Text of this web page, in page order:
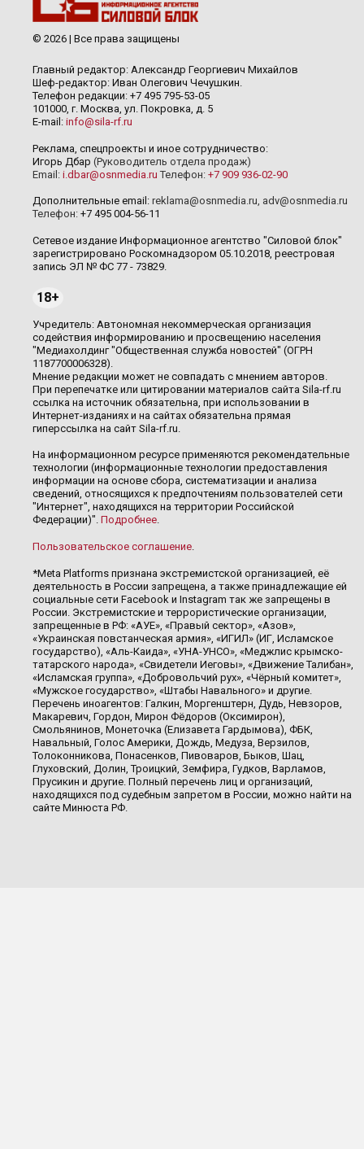
© 2026 | Все права защищены
Главный редактор: Александр Георгиевич Михайлов
Шеф-редактор: Иван Олегович Чечушкин.
Телефон редакции: +7 495 795-53-05
101000, г. Москва, ул. Покровка, д. 5
E-mail: info@sila-rf.ru
Реклама, спецпроекты и иное сотрудничество:
Игорь Дбар (Руководитель отдела продаж)
Email: i.dbar@osnmedia.ru Телефон: +7 909 936-02-90
Дополнительные email: reklama@osnmedia.ru, adv@osnmedia.ru
Телефон: +7 495 004-56-11
Сетевое издание Информационное агентство "Силовой блок"
зарегистрировано Роскомнадзором 05.10.2018, реестровая
запись ЭЛ № ФС 77 - 73829.
18+
Учредитель: Автономная некоммерческая организация
содействия информированию и просвещению населения
"Медиахолдинг "Общественная служба новостей" (ОГРН
1187700006328).
Мнение редакции может не совпадать с мнением авторов.
При перепечатке или цитировании материалов сайта Sila-rf.ru
ссылка на источник обязательна, при использовании в
Интернет-изданиях и на сайтах обязательна прямая
гиперссылка на сайт Sila-rf.ru.
На информационном ресурсе применяются рекомендательные
технологии (информационные технологии предоставления
информации на основе сбора, систематизации и анализа
сведений, относящихся к предпочтениям пользователей сети
"Интернет", находящихся на территории Российской
Федерации)". Подробнее.
Пользовательское соглашение.
*Meta Platforms признана экстремистской организацией, её
деятельность в России запрещена, а также принадлежащие ей
социальные сети Facebook и Instagram так же запрещены в
России. Экстремистские и террористические организации,
запрещенные в РФ: «АУЕ», «Правый сектор», «Азов»,
«Украинская повстанческая армия», «ИГИЛ» (ИГ, Исламское
государство), «Аль-Каида», «УНА-УНСО», «Меджлис крымско-
татарского народа», «Свидетели Иеговы», «Движение Талибан»,
«Исламская группа», «Добровольчий рух», «Чёрный комитет»,
«Мужское государство», «Штабы Навального» и другие.
Перечень иноагентов: Галкин, Моргенштерн, Дудь, Невзоров,
Макаревич, Гордон, Мирон Фёдоров (Оксимирон),
Смольянинов, Монеточка (Елизавета Гардымова), ФБК,
Навальный, Голос Америки, Дождь, Медуза, Верзилов,
Толоконникова, Понасенков, Пивоваров, Быков, Шац,
Глуховский, Долин, Троицкий, Земфира, Гудков, Варламов,
Прусикин и другие. Полный перечень лиц и организаций,
находящихся под судебным запретом в России, можно найти на
сайте Минюста РФ.